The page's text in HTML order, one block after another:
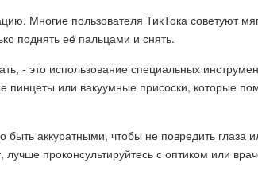
Многие пользователя ТикТока советуют
поднять её пальцами и снять.
- это использование специальных
или вакуумные присоски, которые
аккуратными, чтобы не повредить глаза
проконсультируйтесь с оптиком или